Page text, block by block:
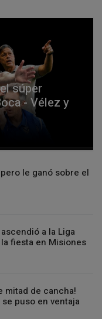
súper
- Vélez y
le ganó sobre el
a la Liga
fiesta en Misiones
mitad de cancha!
puso en ventaja